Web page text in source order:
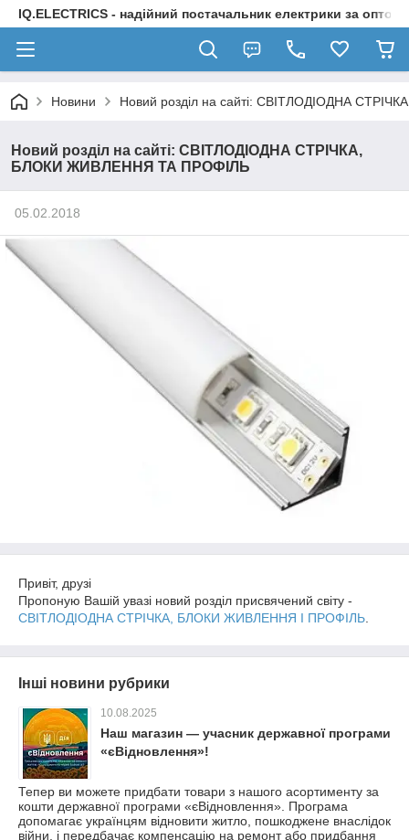
IQ.ELECTRICS - надійний постачальник електрики за
Новини Новий розділ на сайті: СВІТЛОДІОДНА
Новий розділ на сайті: СВІТЛОДІОДНА СТРІЧКА,
БЛОКИ ЖИВЛЕННЯ ТА ПРОФІЛЬ
05.02.2018
Привіт, друзі
Пропоную Вашій увазі новий розділ присвячений світу -
СВІТЛОДІОДНА СТРІЧКА, БЛОКИ ЖИВЛЕННЯ І ПРОФІЛЬ
Інші новини рубрики
10.08.2025
Наш магазин — учасник державної програми
«єВідновлення»!
Тепер ви можете придбати товари з нашого асортименту за
кошти державної програми «єВідновлення». Програма
допомагає українцям відновити житло, пошкоджене внаслідок
війни, і передбачає компенсацію на ремонт або придбання